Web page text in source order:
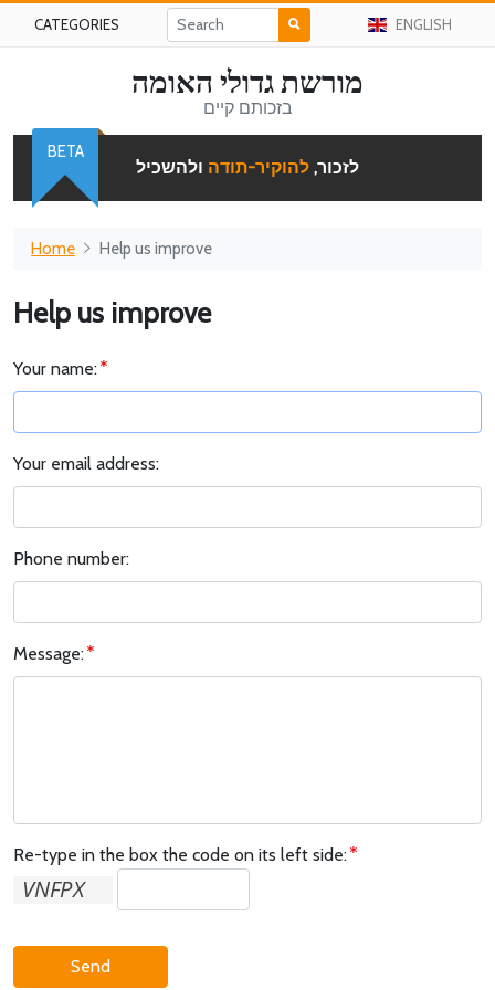
CATEGORIES ENGLISH
מורשת גדולי האומה
בזכותם קיים
לזכור, להוקיר-תודה ולהשכיל
BETA
Home Help us improve
Help us improve
Your name:
Your email address:
Phone number:
Message:
Re-type in the box the code on its left side:
Send